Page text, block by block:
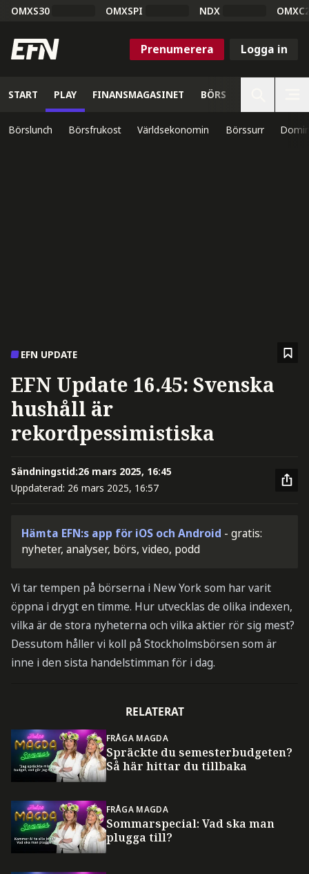
OMXS30 OMXSPI NDX
Prenumerera Logga in
START PLAY FINANSMAGASINET BÖRS
Börslunch Börsfrukost Världsekonomin Börssurr
EFN UPDATE
EFN Update 16.45: Svenska
hushåll är
rekordpessimistiska
Sändningstid:26 mars 2025, 16:45
Uppdaterad: 26 mars 2025, 16:57
Hämta EFN:s app för iOS och Android - gratis:
nyheter, analyser, börs, video, podd
Vi tar tempen på börserna i New York som har varit
öppna i drygt en timme. Hur utvecklas de olika indexen,
vilka är de stora nyheterna och vilka aktier rör sig mest?
Dessutom håller vi koll på Stockholmsbörsen som är
inne i den sista handelstimman för i dag.
RELATERAT
FRÅGA MAGDA
Spräckte du semesterbudgeten?
Så här hittar du tillbaka
FRÅGA MAGDA
Sommarspecial: Vad ska man
plugga till?